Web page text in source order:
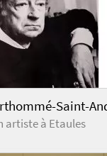
Saint-
artiste à Etaules